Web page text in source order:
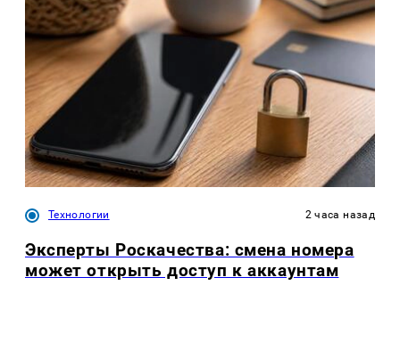
Технологии 2 часа назад
Эксперты Роскачества: смена номера
может открыть доступ к аккаунтам